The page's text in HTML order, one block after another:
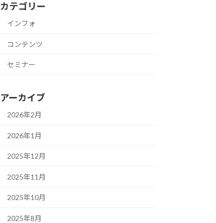
カテゴリー
インフォ
コンテンツ
セミナー
アーカイブ
2026年2月
2026年1月
2025年12月
2025年11月
2025年10月
2025年8月